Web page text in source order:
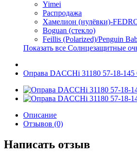
Yimei
Распродажа
Хамелион (нулёвки)-
Boguan (стекло)
Feillis (Polarized)/Penguin
Показать все Солнцезащитные
Оправа DACCHi 31180 57-18-145
Описание
Отзывов (0)
Написать отзыв